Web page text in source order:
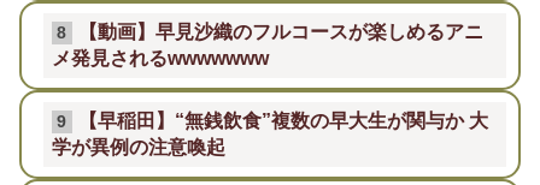
8
【動画】早見沙織のフルコースが楽しめるアニ
メ発見されるwwwwwww
9
【早稲田】“無銭飲食”複数の早大生が関与か 大
学が異例の注意喚起